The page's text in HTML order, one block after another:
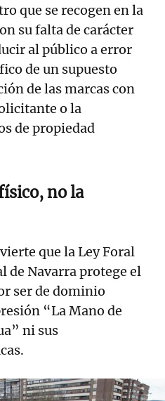
que se recogen en la
su falta de carácter
al público a error
de un supuesto
de las marcas con
o la
de propiedad
no la
que la Ley Foral
de Navarra protege el
ser de dominio
“La Mano de
ni sus